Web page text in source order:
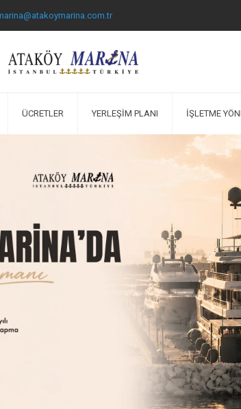
ÜCRETLER YERLEŞİM PLANI İŞLETME